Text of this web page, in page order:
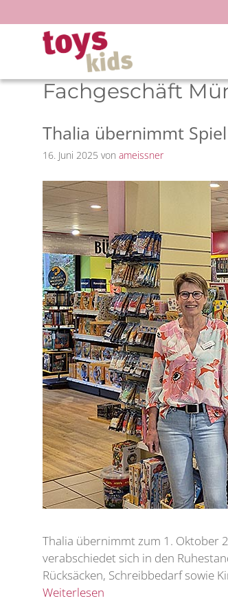
Inhalt
springen
Fachgeschäft
Thalia übernimmt
16. Juni 2025 von ameissner
Thalia übernimmt zum 1. Oktober
verabschiedet sich in den
Rücksäcken, Schreibbedarf sowie
Weiterlesen